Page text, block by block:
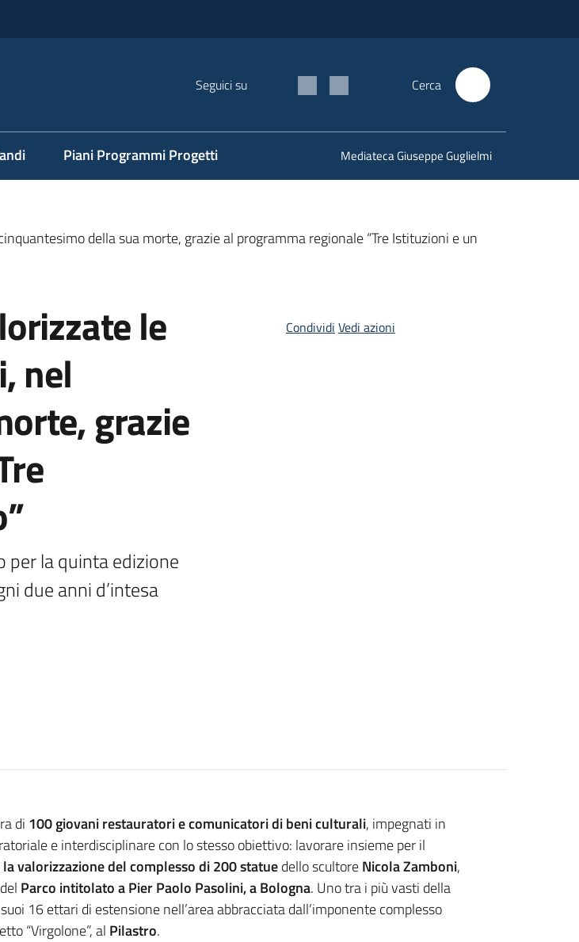
Seguici su Cerca
Piani Programmi Progetti Mediateca Giuseppe Guglielmi
della sua morte, grazie al programma regionale “Tre Istituzioni e un
le
nel
grazie
per la quinta edizione
due anni d’intesa
Condividi Vedi azioni
di 100 giovani restauratori e comunicatori di beni culturali, impegnati in
e interdisciplinare con lo stesso obiettivo: lavorare insieme per il
valorizzazione del complesso di 200 statuedello scultoreNicola Zamboni,
Parco intitolato a Pier Paolo Pasolini, a Bologna. Uno tra i più vasti della
16 ettari di estensione nell’area abbracciata dall’imponente complesso
“Virgolone”, al Pilastro.